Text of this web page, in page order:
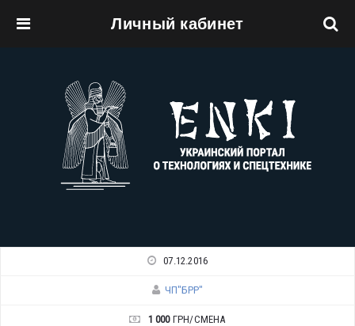
Личный кабинет
07.12.2016
ЧП"БРР"
1 000 ГРН/СМЕНА